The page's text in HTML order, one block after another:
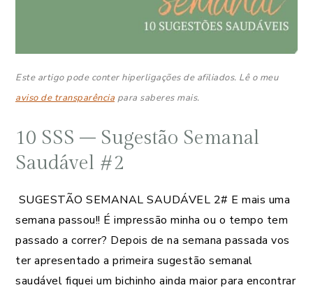
Este artigo pode conter hiperligações de afiliados. Lê o meu
aviso de transparência para saberes mais.
10 SSS – Sugestão Semanal
Saudável #2
SUGESTÃO SEMANAL SAUDÁVEL 2# E mais uma
semana passou!! É impressão minha ou o tempo tem
passado a correr? Depois de na semana passada vos
ter apresentado a primeira sugestão semanal
saudável fiquei um bichinho ainda maior para encontrar